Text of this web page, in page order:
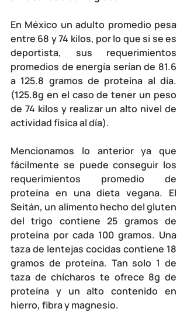
En México un adulto promedio pesa
entre 68 y 74 kilos, por lo que si se es
deportista, sus requerimientos
promedios de energía serían de 81.6
a 125.8 gramos de proteína al día.
(125.8g en el caso de tener un peso
de 74 kilos y realizar un alto nivel de
actividad física al día).
Mencionamos lo anterior ya que
fácilmente se puede conseguir los
requerimientos promedio de
proteína en una dieta vegana. El
Seitán, un alimento hecho del gluten
del trigo contiene 25 gramos de
proteína por cada 100 gramos. Una
taza de lentejas cocidas contiene 18
gramos de proteína. Tan solo 1 de
taza de chícharos te ofrece 8g de
proteína y un alto contenido en
hierro, fibra y magnesio.